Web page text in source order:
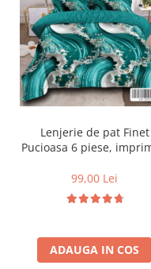
Lenjerie de pat Finet
Pucioasa 6 piese,
alb și auriu-R619
99,00 Lei
ADAUGA IN COS